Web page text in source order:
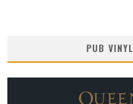
PUB VINYL